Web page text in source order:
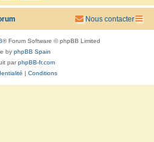
h
Nous contacter
® Forum Software © phpBB Limited
by phpBB Spain
parphpBB-fr.com
| Conditions